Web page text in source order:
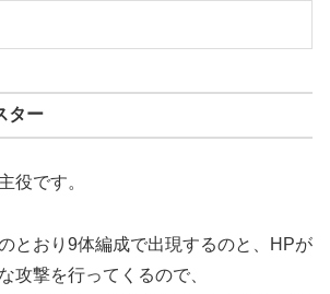
ター
役です。
とおり9体編成で出現するのと、HPが
攻撃を行ってくるので、